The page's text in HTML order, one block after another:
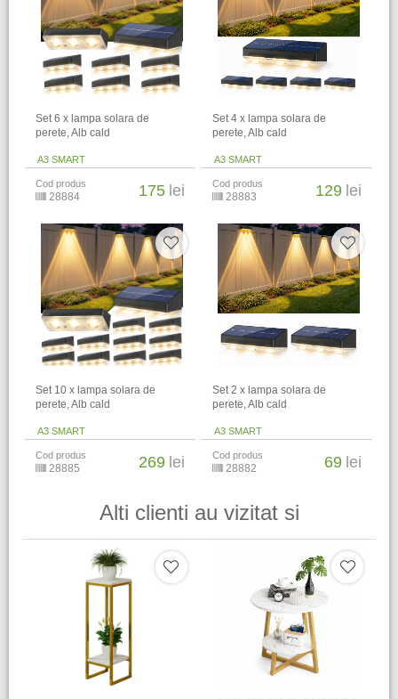
Set 6 x lampa solara de
perete, Alb cald
A3 SMART
Cod produs
28884 175 lei
Set 4 x lampa solara de
perete, Alb cald
A3 SMART
Cod produs
28883 129 lei
Set 10 x lampa solara de
perete, Alb cald
A3 SMART
Cod produs
28885 269 lei
Set 2 x lampa solara de
perete, Alb cald
A3 SMART
Cod produs
28882 69 lei
Alti clienti au vizitat si